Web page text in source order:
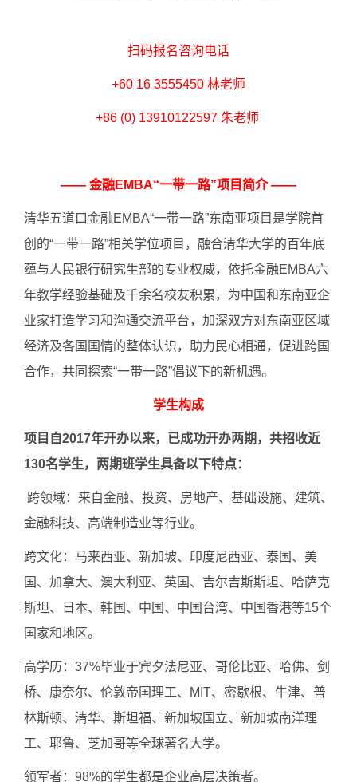
扫码报名咨询电话
+60 16 3555450 林老师
+86 (0) 13910122597 朱老师
—— 金融EMBA“一带一路”项目简介 ——
清华五道口金融EMBA“一带一路”东南亚项目是学院首
创的“一带一路”相关学位项目，融合清华大学的百年底
蕴与人民银行研究生部的专业权威，依托金融EMBA六
年教学经验基础及千余名校友积累，为中国和东南亚企
业家打造学习和沟通交流平台，加深双方对东南亚区域
经济及各国国情的整体认识，助力民心相通，促进跨国
合作，共同探索“一带一路”倡议下的新机遇。
学生构成
项目自2017年开办以来，已成功开办两期，共招收近
130名学生，两期班学生具备以下特点：
跨领域：来自金融、投资、房地产、基础设施、建筑、
金融科技、高端制造业等行业。
跨文化：马来西亚、新加坡、印度尼西亚、泰国、美
国、加拿大、澳大利亚、英国、吉尔吉斯斯坦、哈萨克
斯坦、日本、韩国、中国、中国台湾、中国香港等15个
国家和地区。
高学历：37%毕业于宾夕法尼亚、哥伦比亚、哈佛、剑
桥、康奈尔、伦敦帝国理工、MIT、密歇根、牛津、普
林斯顿、清华、斯坦福、新加坡国立、新加坡南洋理
工、耶鲁、芝加哥等全球著名大学。
领军者：98%的学生都是企业高层决策者。